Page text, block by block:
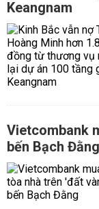
Keangnam
Vietcombank
bến Bạch Đằng